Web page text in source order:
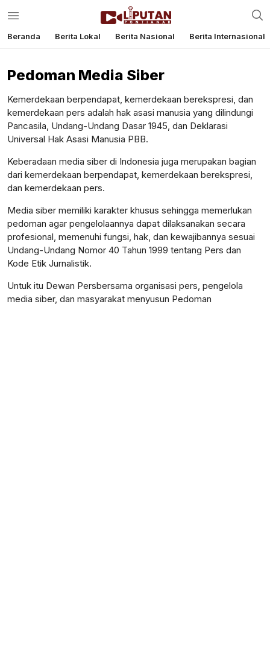
Beranda Berita Lokal Berita Nasional Berita Internasional
Pedoman Media Siber
Kemerdekaan berpendapat, kemerdekaan berekspresi, dan
kemerdekaan pers adalah hak asasi manusia yang dilindungi
Pancasila, Undang-Undang Dasar 1945, dan Deklarasi
Universal Hak Asasi Manusia PBB.
Keberadaan media siber di Indonesia juga merupakan bagian
dari kemerdekaan berpendapat, kemerdekaan berekspresi,
dan kemerdekaan pers.
Media siber memiliki karakter khusus sehingga memerlukan
pedoman agar pengelolaannya dapat dilaksanakan secara
profesional, memenuhi fungsi, hak, dan kewajibannya sesuai
Undang-Undang Nomor 40 Tahun 1999 tentang Pers dan
Kode Etik Jurnalistik.
Untuk itu Dewan Persbersama organisasi pers, pengelola
media siber, dan masyarakat menyusun Pedoman